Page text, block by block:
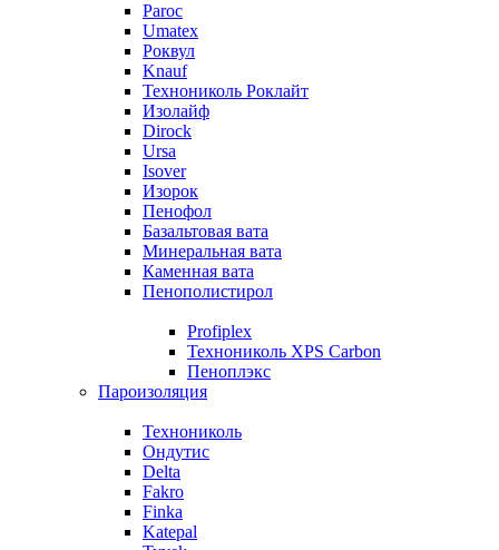
Paroc
Umatex
Роквул
Knauf
Технониколь Роклайт
Изолайф
Dirock
Ursa
Isover
Изорок
Пенофол
Базальтовая вата
Минеральная вата
Каменная вата
Пенополистирол
Profiplex
Технониколь XPS Carbon
Пеноплэкс
Пароизоляция
Технониколь
Ондутис
Delta
Fakro
Finka
Katepal